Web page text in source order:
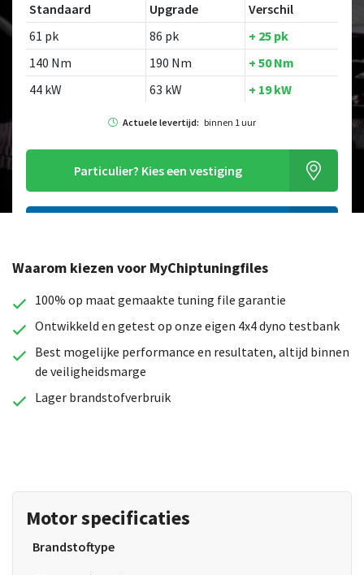
Standaard Upgrade
Verschil
61 pk
86 pk
+ 25 pk
140 Nm
190 Nm
+ 50 Nm
44 kW
63 kW + 19 kW
Actuele levertijd: binnen 1 uur
Particulier? Kies een vestiging
Op zoek naar een ander model?
Waarom kiezen voor MyChiptuningfiles
100% op maat gemaakte tuning file garantie
Ontwikkeld en getest op onze eigen 4x4 dyno testbank
Best mogelijke performance en resultaten, altijd binnen
de veiligheidsmarge
Lager brandstofverbruik
Motor specificaties
Brandstoftype